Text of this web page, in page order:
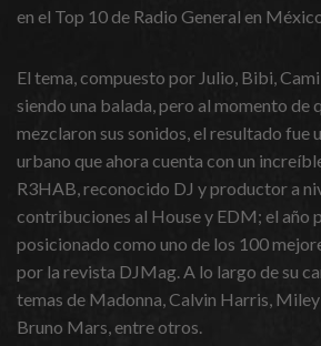
en el Top 10 de Radio General en
El tema, compuesto por Julio, Bibi,
siendo una balada, pero al momento de
mezclaron sus sonidos, el resultado fue
urbano que ahora cuenta con un
R3HAB, reconocido DJ y productor a
contribuciones al House y EDM; el año
posicionado como uno de los 100
por la revista DJMag. A lo largo de su
temas de Madonna, Calvin Harris,
Bruno Mars, entre otros.